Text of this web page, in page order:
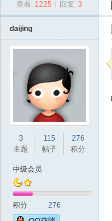
›
查看: 1225 回复: 3
daijing
3
主题
115
帖子
276
积分
中级会员
积分 276